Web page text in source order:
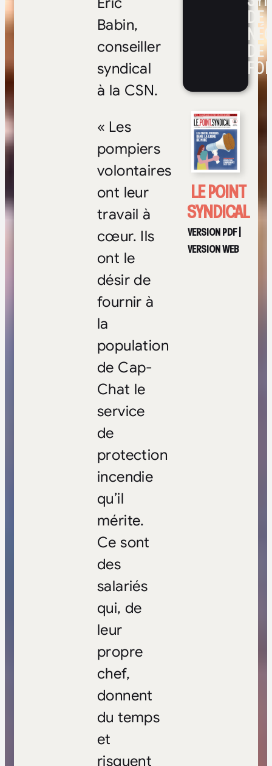
DE
DE
FOI
LE POINT
SYNDICAL
VERSION PDF|
VERSION WEB
Babin,
conseiller
syndical
à la CSN.
« Les
pompiers
volontaires
ont leur
travail à
cœur. Ils
ont le
désir de
fournir à
la
population
de Cap-
Chat le
service
de
protection
incendie
qu’il
mérite.
Ce sont
des
salariés
qui, de
leur
propre
chef,
donnent
du temps
et
risquent